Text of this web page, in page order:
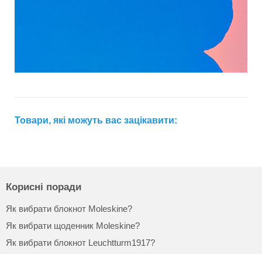
Товари, які можуть вас зацікавити:
Корисні поради
Як вибрати блокнот Moleskine?
Як вибрати щоденник Moleskine?
Як вибрати блокнот Leuchtturm1917?